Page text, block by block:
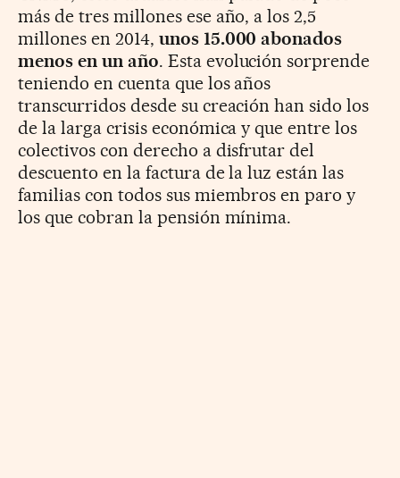
más de tres millones ese año, a los 2,5
millones en 2014, unos 15.000 abonados
menos en un año. Esta evolución sorprende
teniendo en cuenta que los años
transcurridos desde su creación han sido los
de la larga crisis económica y que entre los
colectivos con derecho a disfrutar del
descuento en la factura de la luz están las
familias con todos sus miembros en paro y
los que cobran la pensión mínima.